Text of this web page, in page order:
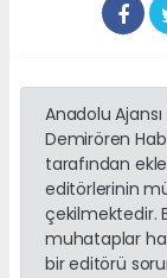
Anadolu
Demirören
tarafından
editörlerinin
çekilmektedir.
muhataplar
bir editörü